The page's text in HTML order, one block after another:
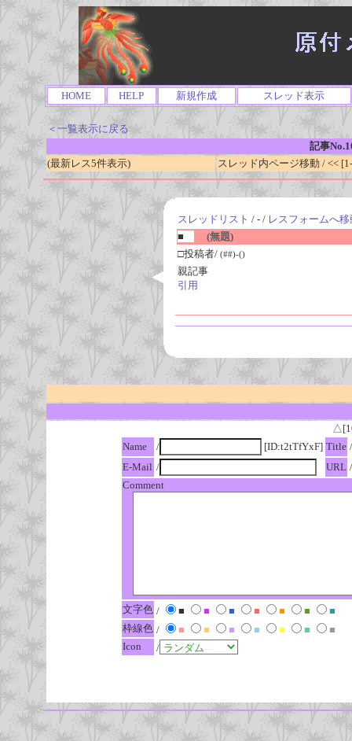
HOME HELP 新規作成 スレッド表示
＜一覧表示に戻る
記事
(最新レス5件表示)
スレッド内ページ移動 / <<
スレッドリスト / - / レスフォームへ移
■
(無題)
□投稿者/ (##)-()
親記事
引用
Name
/ [ID:t2tTfYxF] Title /
E-Mail / URL /
Comment
文字色 / ■ ■ ■ ■ ■ ■
■
枠線色 / ■ ■ ■ ■ ■ ■
■
Icon
/